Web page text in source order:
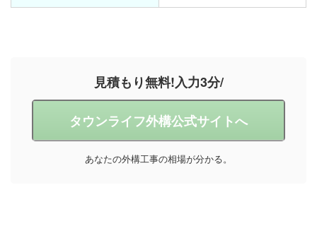
見積もり無料!入力3分/
タウンライフ外構公式サイトへ
あなたの外構工事の相場が分かる。